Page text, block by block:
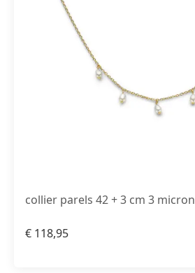
collier parels 42 + 3 cm 3 micron
€ 118,95